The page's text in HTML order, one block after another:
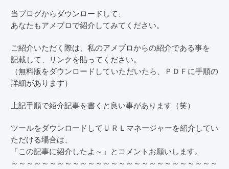
当ブログからダウンロードして、
あなたもアメブロで紹介してみてください。
ご紹介いただく際は、私のアメブロからの紹介である事を
記載して、リンクを貼ってください。
（無料版をダウンロードしていただいたら、ＰＤＦに手順の
詳細があります）
上記手順で紹介記事を書くと良い事があります（笑）
ツールをダウンロードしてＵＲＬマネージャーを紹介してい
ただける場合は、
「この記事に紹介したよ～」とコメントお願いします。
～～～～～～～～～～～～～～～～～～～～～～～～～～～